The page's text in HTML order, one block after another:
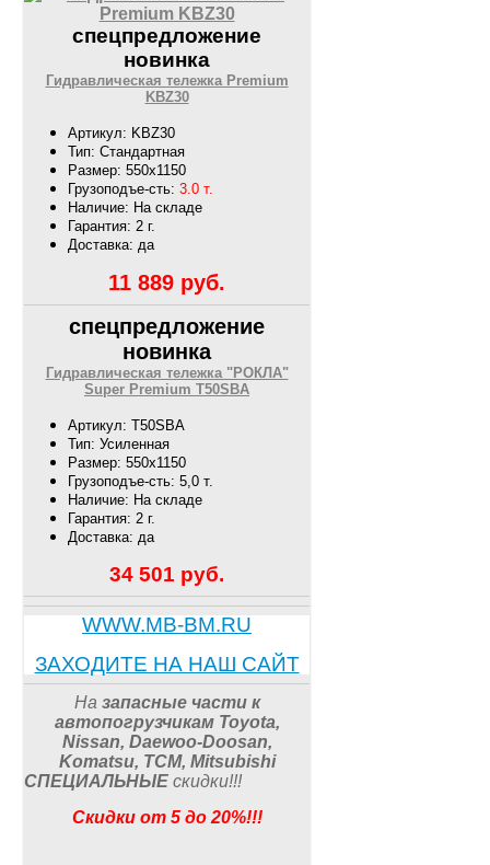
спецпредложение
новинка
Гидравлическая тележка Premium
KBZ30
Артикул: KBZ30
Тип: Стандартная
Размер: 550х1150
Грузоподъе-сть: 3.0 т.
Наличие: На складе
Гарантия: 2 г.
Доставка: да
11 889 руб.
спецпредложение
новинка
Гидравлическая тележка "РОКЛА"
Super Premium T50SBA
Артикул: T50SBA
Тип: Усиленная
Размер: 550х1150
Грузоподъе-сть: 5,0 т.
Наличие: На складе
Гарантия: 2 г.
Доставка: да
34 501 руб.
WWW.MB-BM.RU
ЗАХОДИТЕ НА НАШ САЙТ
На запасные части к
автопогрузчикам Toyota,
Nissan, Daewoo-Doosan,
Komatsu, TCM, Mitsubishi
СПЕЦИАЛЬНЫЕ скидки!!!
Скидки от 5 до 20%!!!